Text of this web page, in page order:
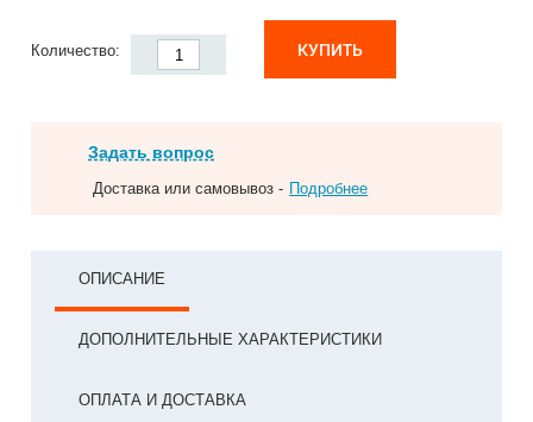
Количество: КУПИТЬ
Задать вопрос
Доставка или самовывоз - Подробнее
ОПИСАНИЕ
ДОПОЛНИТЕЛЬНЫЕ ХАРАКТЕРИСТИКИ
ОПЛАТА И ДОСТАВКА